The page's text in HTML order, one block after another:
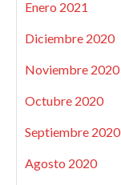
Enero 2021
Diciembre 2020
Noviembre 2020
Octubre 2020
Septiembre 2020
Agosto 2020